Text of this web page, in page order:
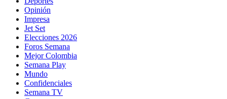
Opinión
Impresa
Jet Set
Elecciones 2026
Foros Semana
Mejor Colombia
Semana Play
Mundo
Confidenciales
Semana TV